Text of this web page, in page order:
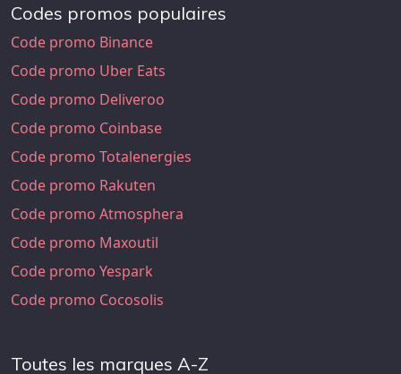
Codes promos populaires
Code promo Binance
Code promo Uber Eats
Code promo Deliveroo
Code promo Coinbase
Code promo Totalenergies
Code promo Rakuten
Code promo Atmosphera
Code promo Maxoutil
Code promo Yespark
Code promo Cocosolis
Toutes les marques A-Z